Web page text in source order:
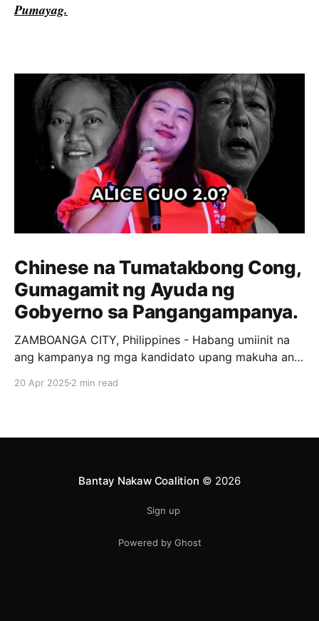
Pumayag.
Chinese na Tumatakbong Cong,
Gumagamit ng Ayuda ng
Gobyerno sa Pangangampanya.
ZAMBOANGA CITY, Philippines - Habang umiinit na
ang kampanya ng mga kandidato upang makuha ang
isang Distrito sa Zamboanga City. Si Kat Chua, isang
20 Apr 2025 2 min read
Bantay Nakaw Coalition © 2026
Sign up
Powered by Ghost